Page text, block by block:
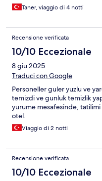
Taner, viaggio di 4 notti
Recensione verificata
10/10 Eccezionale
8 giu 2025
Traduci con Google
Personeller guler yuzlu ve
temizdi ve gunluk temizlik
yurume mesafesinde,
otel.
Viaggio di 2 notti
Recensione verificata
10/10 Eccezionale